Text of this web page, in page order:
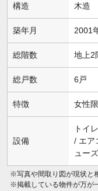
構造 木造
築年月 2001
総階数 地上2
総戸数 6戸
特徴 女性
設備
トイ
/ エア
ュー
※写真や間取り図が現状と
※掲載している物件が万が